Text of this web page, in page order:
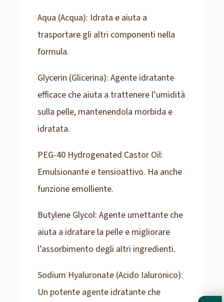
Aqua (Acqua): Idrata e aiuta a
trasportare gli altri componenti nella
formula.
Glycerin (Glicerina): Agente idratante
efficace che aiuta a trattenere l’umidità
sulla pelle, mantenendola morbida e
idratata.
PEG-40 Hydrogenated Castor Oil:
Emulsionante e tensioattivo. Ha anche
funzione emolliente.
Butylene Glycol: Agente umettante che
aiuta a idratare la pelle e migliorare
l’assorbimento degli altri ingredienti.
Sodium Hyaluronate (Acido Ialuronico):
Un potente agente idratante che